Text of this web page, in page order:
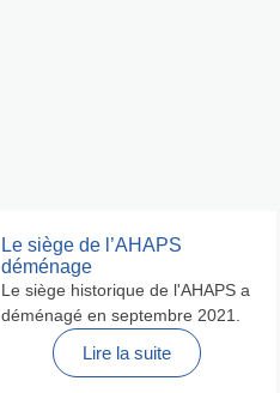
Le siège de l’AHAPS
déménage
Le siège historique de l'AHAPS a
déménagé en septembre 2021.
Lire la suite